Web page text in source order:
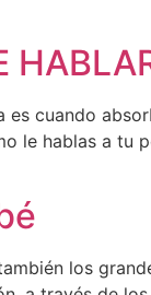
cuando
le hablas a tu
los